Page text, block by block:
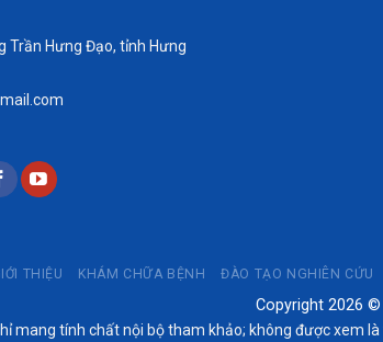
Trần Hưng Đạo, tỉnh Hưng
THIỆU KHÁM CHỮA BỆNH ĐÀO TẠO NGHIÊN CỨU
Copyright 2026 ©
mang tính chất nội bộ tham khảo; không được xem